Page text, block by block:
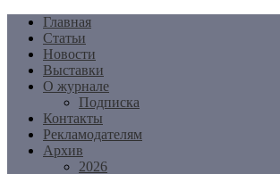
Перейти
содержимому
Главная
Статьи
Новости
Выставки
О журнале
Подписка
Контакты
Рекламодателям
Архив
2026